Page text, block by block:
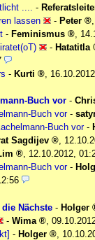
....
-
lassen
- Peter
- Feminismus
- Hatatitla
- Kurti
Buch vor -
Buch vor-
Buch vor-
Sagdijev ,
, 12.10.2012,
Buch vor-
Nächste - Holger
- Wima
- Holger